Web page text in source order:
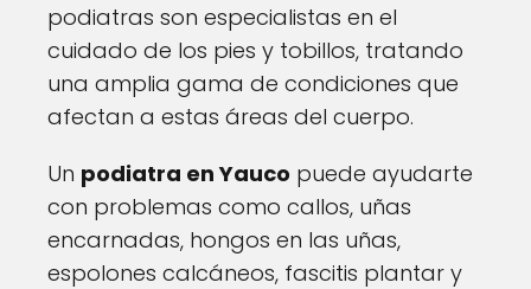
podiatras son especialistas en el
cuidado de los pies y tobillos, tratando
una amplia gama de condiciones que
afectan a estas áreas del cuerpo.
Un podiatra en Yauco puede ayudarte
con problemas como callos, uñas
encarnadas, hongos en las uñas,
espolones calcáneos, fascitis plantar y